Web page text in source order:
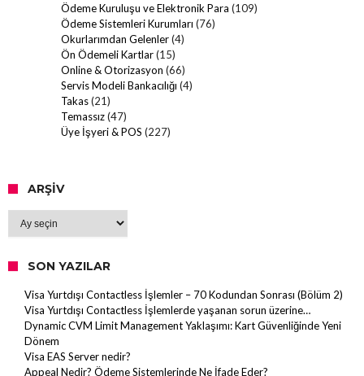
Ödeme Kuruluşu ve Elektronik Para (109)
Ödeme Sistemleri Kurumları (76)
Okurlarımdan Gelenler(4)
Ön Ödemeli Kartlar(15)
Online & Otorizasyon (66)
Servis Modeli Bankacılığı (4)
Takas(21)
Temassız(47)
Üye İşyeri & POS (227)
ARŞIV
SON YAZILAR
Visa Yurtdışı Contactless İşlemler – 70 Kodundan Sonrası (Bölüm 2)
Visa Yurtdışı Contactless İşlemlerde yaşanan sorun üzerine…
Dynamic CVM Limit Management Yaklaşımı: Kart Güvenliğinde Yeni
Dönem
Visa EAS Server nedir?
Appeal Nedir? Ödeme Sistemlerinde Ne İfade Eder?